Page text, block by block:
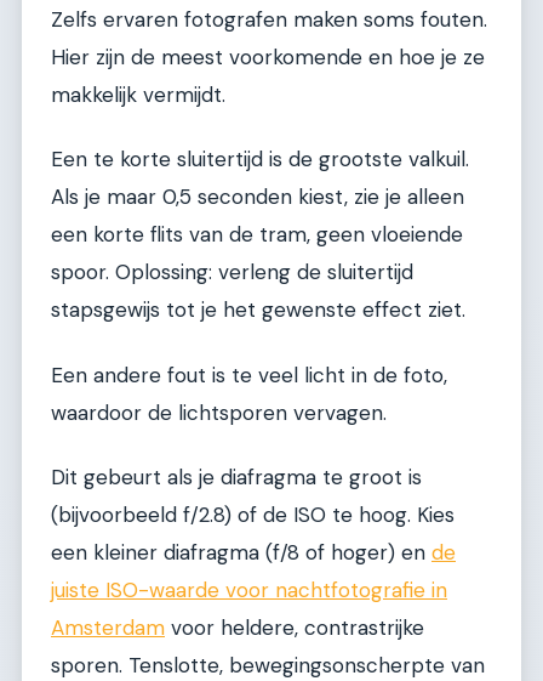
Zelfs ervaren fotografen maken soms fouten.
Hier zijn de meest voorkomende en hoe je ze
makkelijk vermijdt.
Een te korte sluitertijd is de grootste valkuil.
Als je maar 0,5 seconden kiest, zie je alleen
een korte flits van de tram, geen vloeiende
spoor. Oplossing: verleng de sluitertijd
stapsgewijs tot je het gewenste effect ziet.
Een andere fout is te veel licht in de foto,
waardoor de lichtsporen vervagen.
Dit gebeurt als je diafragma te groot is
(bijvoorbeeld f/2.8) of de ISO te hoog. Kies
een kleiner diafragma (f/8 of hoger) en de
juiste ISO-waarde voor nachtfotografie in
Amsterdam voor heldere, contrastrijke
sporen. Tenslotte, bewegingsonscherpte van